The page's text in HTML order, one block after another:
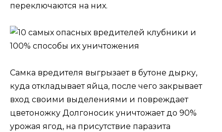
переключаются на них.
Самка вредителя выгрызает в бутоне дырку,
куда откладывает яйца, после чего закрывает
вход своими выделениями и повреждает
цветоножку Долгоносик уничтожает до 90%
урожая ягод, на присутствие паразита